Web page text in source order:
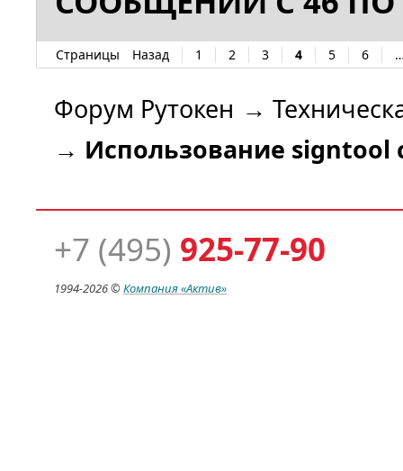
Страницы Назад 1 2 3 4 5 6
Форум Рутокен →
→ Использование signtool
+7 (495) 925-77-90
1994-2026 ©Компания«Актив»